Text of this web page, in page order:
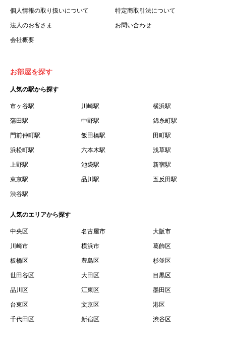
ます。
５.「会員」とは、第２章第１条に基づき会員登録が完了し
た個人を意味します。
録した情報、本サービス利用中に当社が登録を求めた情報
った場合の当該情報を意味します。
７.「本会員制度」とは、会員による本サービスの利用の促
進を目的とした会員制度を意味します。
借契約書およびオプション注文書を意味します。
９.「契約期間開始日」とは、定期建物賃貸借契約（以下
「賃貸借契約」と言います）の開始日のことで、利用者の
賃借権が発生する日を意味します。
するために、選んだ物件を保留することを意味します。
１１.「予約情報」とは、物件を予約するために必要な当社
所定の情報を意味します。物件情報や期間、オプション等
１２.「キャンセル」とは、賃貸借契約締結後から契約期間
開始日前までに、利用者が賃貸借契約を解除することを意
味します。
１３.「中途解約」とは、賃貸借契約期間の途中で、利用者
個人情報の取り扱いについて 特定商取引法について
法人のお客さま お問い合わせ
会社概要
お部屋を探す
人気の駅から探す
市ヶ谷駅 川崎駅 横浜駅
蒲田駅 中野駅 錦糸町駅
門前仲町駅 飯田橋駅 田町駅
浜松町駅 六本木駅 浅草駅
上野駅 池袋駅 新宿駅
東京駅 品川駅 五反田駅
渋谷駅
人気のエリアから探す
中央区 名古屋市 大阪市
川崎市 横浜市 葛飾区
板橋区 豊島区 杉並区
世田谷区 大田区 目黒区
品川区 江東区 墨田区
台東区 文京区 港区
千代田区 新宿区 渋谷区